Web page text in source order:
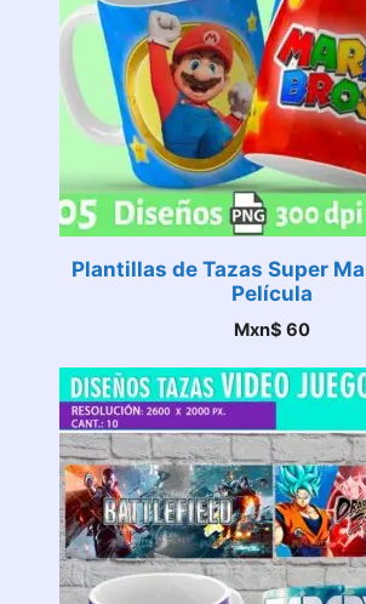
Plantillas de Tazas Super
Película
Mxn$ 60